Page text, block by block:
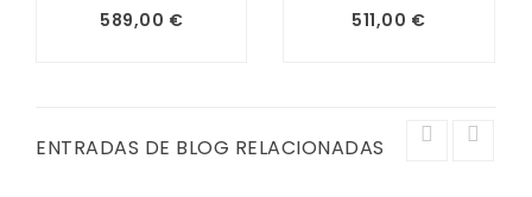
589,00 €
511,00 €
ENTRADAS DE BLOG RELACIONADAS